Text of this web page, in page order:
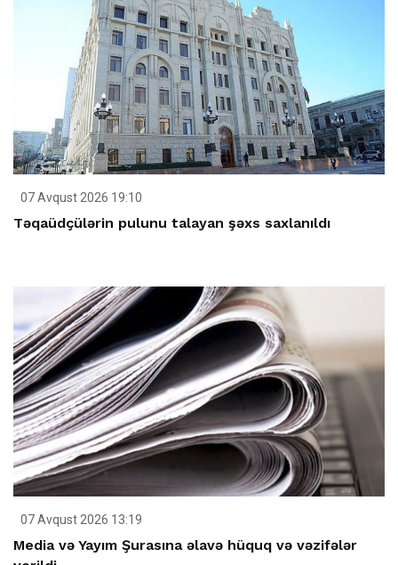
07 Avqust 2026 19:10
Təqaüdçülərin pulunu talayan şəxs saxlanıldı
07 Avqust 2026 13:19
Media və Yayım Şurasına əlavə hüquq və vəzifələr